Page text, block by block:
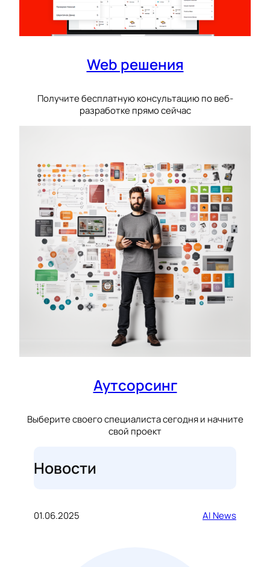
Web решения
Получите бесплатную консультацию по веб-
разработке прямо сейчас
Аутсорсинг
Выберите своего специалиста сегодня и начните
свой проект
Новости
01.06.2025 AI News